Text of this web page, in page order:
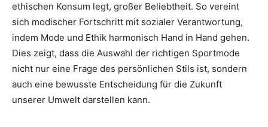
ethischen Konsum legt, großer Beliebtheit. So vereint
sich modischer Fortschritt mit sozialer Verantwortung,
indem Mode und Ethik harmonisch Hand in Hand gehen.
Dies zeigt, dass die Auswahl der richtigen Sportmode
nicht nur eine Frage des persönlichen Stils ist, sondern
auch eine bewusste Entscheidung für die Zukunft
unserer Umwelt darstellen kann.